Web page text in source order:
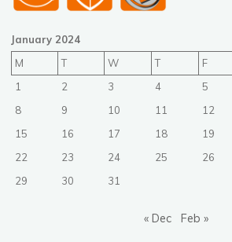
January 2024
M
T W T F
1
2 3 4 5
8
9 10 11 12
15
16 17 18 19
22
23 24 25 26
29
30 31
« Dec Feb »